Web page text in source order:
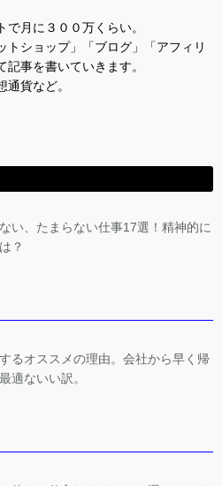
月に３００万くらい。
トショップ」「ブログ」「アフィリ
事を書いていきます。
貨など。
い、たまらない仕事17選！精神的に
？
るオススメの理由。会社から早く帰
適ないい訳。